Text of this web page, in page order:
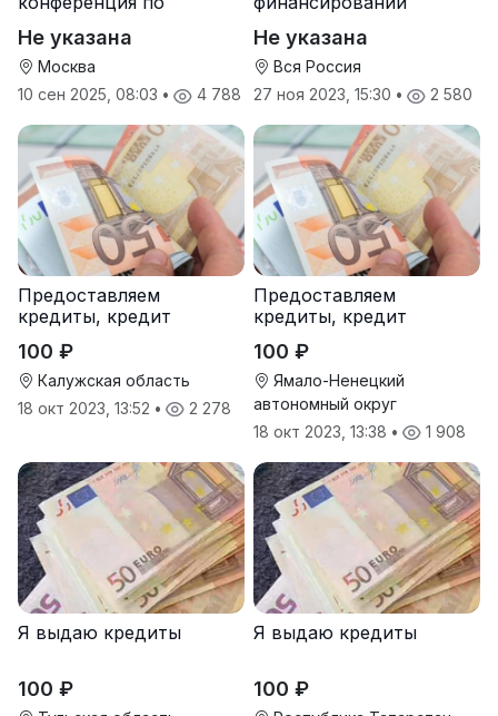
Не указана
Москва
10 сен 2025, 08:03 • 4 788
Не указана
Вся Россия
27 ноя 2023, 15:30 • 2 580
Предоставляем
кредиты, кредит
100 ₽
Калужская область
18 окт 2023, 13:52 • 2 278
Предоставляем
кредиты, кредит
100 ₽
Ямало-Ненецкий
автономный округ
18 окт 2023, 13:38 • 1 908
Я выдаю кредиты
100 ₽
Я выдаю кредиты
100 ₽